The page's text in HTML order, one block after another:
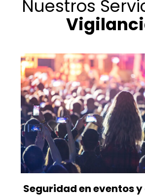
Nuestros
Seguridad en eventos